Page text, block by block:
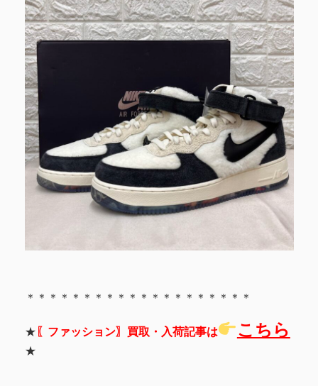
＊＊＊＊＊＊＊＊＊＊＊＊＊＊＊＊＊＊＊＊
★ 〖ファッション〗買取・入荷記事は こちら
★